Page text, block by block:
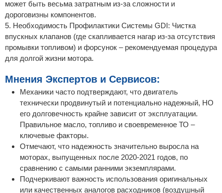
может быть весьма затратным из-за сложности и
дороговизны компонентов.
5. Необходимость Профилактики Системы GDI: Чистка
впускных клапанов (где скапливается нагар из-за отсутствия
промывки топливом) и форсунок – рекомендуемая процедура
для долгой жизни мотора.
Мнения Экспертов и Сервисов:
Механики часто подтверждают, что двигатель
технически продвинутый и потенциально надежный, НО
его долговечность крайне зависит от эксплуатации.
Правильное масло, топливо и своевременное ТО –
ключевые факторы.
Отмечают, что надежность значительно выросла на
моторах, выпущенных после 2020-2021 годов, по
сравнению с самыми ранними экземплярами.
Подчеркивают важность использования оригинальных
или качественных аналогов расходников (воздушный